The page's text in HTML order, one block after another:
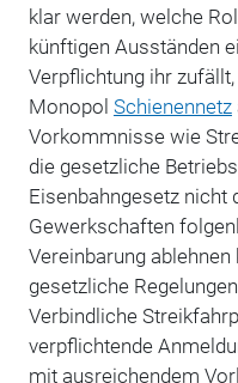
klar werden, welche
künftigen Ausständen
Verpflichtung ihr
Monopol Schienennetz
Vorkommnisse wie
die gesetzliche
Eisenbahngesetz nicht
Gewerkschaften
Vereinbarung
gesetzliche
Verbindliche
verpflichtende
mit ausreichendem